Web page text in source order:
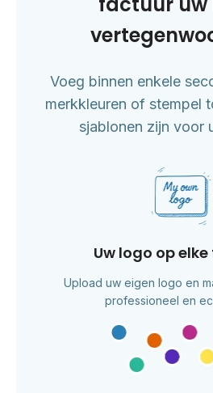
Voeg binnen enkele
merkkleuren of stempel
sjablonen zijn voor
Uw logo op
Upload uw eigen logo en
professioneel en